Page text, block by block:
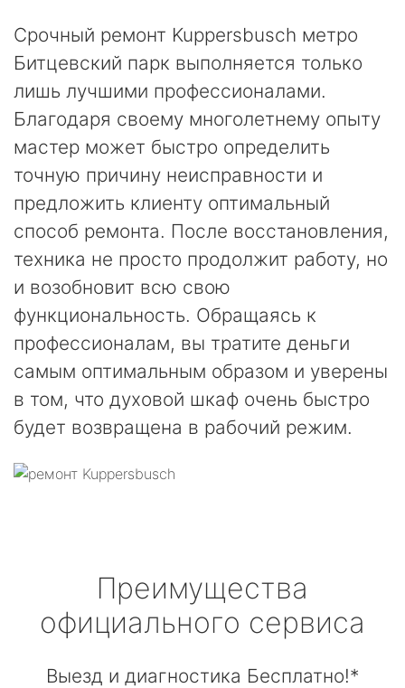
Срочный ремонт Kuppersbusch метро
Битцевский парк выполняется только
лишь лучшими профессионалами.
Благодаря своему многолетнему опыту
мастер может быстро определить
точную причину неисправности и
предложить клиенту оптимальный
способ ремонта. После восстановления,
техника не просто продолжит работу, но
и возобновит всю свою
функциональность. Обращаясь к
профессионалам, вы тратите деньги
самым оптимальным образом и уверены
в том, что духовой шкаф очень быстро
будет возвращена в рабочий режим.
Преимущества
официального сервиса
Выезд и диагностика Бесплатно!*